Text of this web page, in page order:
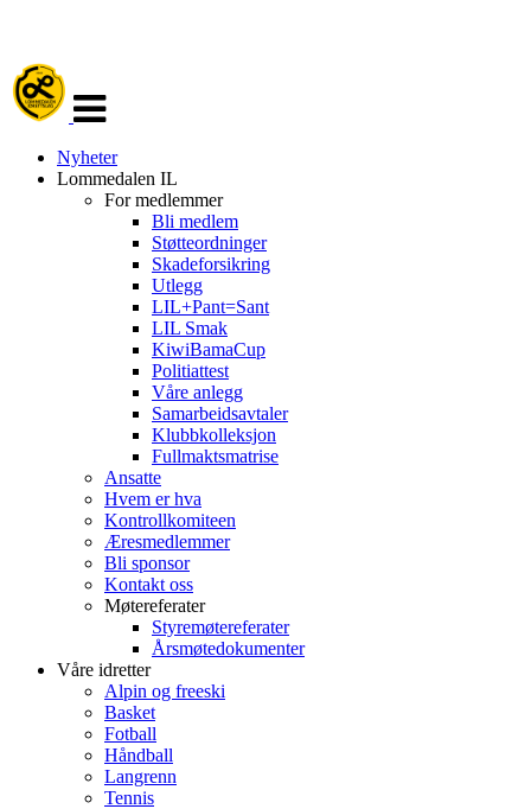
navigasjon
Nyheter
Lommedalen IL
For medlemmer
Bli medlem
Støtteordninger
Skadeforsikring
Utlegg
LIL+Pant=Sant
LIL Smak
KiwiBamaCup
Politiattest
Våre anlegg
Samarbeidsavtaler
Klubbkolleksjon
Fullmaktsmatrise
Ansatte
Hvem er hva
Kontrollkomiteen
Æresmedlemmer
Bli sponsor
Kontakt oss
Møtereferater
Styremøtereferater
Årsmøtedokumenter
Våre idretter
Alpin og freeski
Basket
Fotball
Håndball
Langrenn
Tennis